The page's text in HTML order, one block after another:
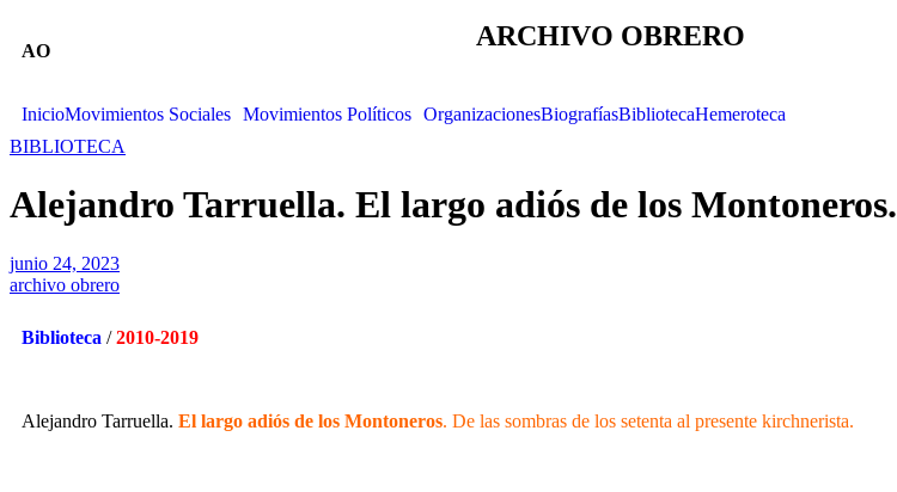
AO ARCHIVO OBRERO
InicioMovimientos Sociales Movimientos Políticos OrganizacionesBiografíasBibliotecaHemeroteca
BIBLIOTECA
Alejandro Tarruella. El largo adiós de los Montoneros.
junio 24, 2023
archivo obrero
Biblioteca /2010-2019
Alejandro Tarruella. El largo adiós de los Montoneros. De las sombras de los setenta al presente kirchnerista.